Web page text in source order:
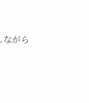
がら